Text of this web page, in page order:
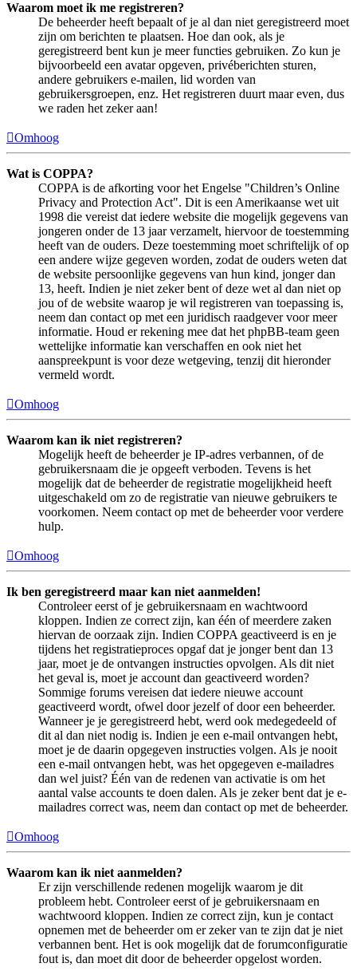
Waarom moet ik me registreren?
De beheerder heeft bepaalt of je al dan niet geregistreerd moet
zijn om berichten te plaatsen. Hoe dan ook, als je
geregistreerd bent kun je meer functies gebruiken. Zo kun je
bijvoorbeeld een avatar opgeven, privéberichten sturen,
andere gebruikers e-mailen, lid worden van
gebruikersgroepen, enz. Het registreren duurt maar even, dus
we raden het zeker aan!
Omhoog
Wat is COPPA?
COPPA is de afkorting voor het Engelse "Children’s Online
Privacy and Protection Act". Dit is een Amerikaanse wet uit
1998 die vereist dat iedere website die mogelijk gegevens van
jongeren onder de 13 jaar verzamelt, hiervoor de toestemming
heeft van de ouders. Deze toestemming moet schriftelijk of op
een andere wijze gegeven worden, zodat de ouders weten dat
de website persoonlijke gegevens van hun kind, jonger dan
13, heeft. Indien je niet zeker bent of deze wet al dan niet op
jou of de website waarop je wil registreren van toepassing is,
neem dan contact op met een juridisch raadgever voor meer
informatie. Houd er rekening mee dat het phpBB-team geen
wettelijke informatie kan verschaffen en ook niet het
aanspreekpunt is voor deze wetgeving, tenzij dit hieronder
vermeld wordt.
Omhoog
Waarom kan ik niet registreren?
Mogelijk heeft de beheerder je IP-adres verbannen, of de
gebruikersnaam die je opgeeft verboden. Tevens is het
mogelijk dat de beheerder de registratie mogelijkheid heeft
uitgeschakeld om zo de registratie van nieuwe gebruikers te
voorkomen. Neem contact op met de beheerder voor verdere
hulp.
Omhoog
Ik ben geregistreerd maar kan niet aanmelden!
Controleer eerst of je gebruikersnaam en wachtwoord
kloppen. Indien ze correct zijn, kan één of meerdere zaken
hiervan de oorzaak zijn. Indien COPPA geactiveerd is en je
tijdens het registratieproces opgaf dat je jonger bent dan 13
jaar, moet je de ontvangen instructies opvolgen. Als dit niet
het geval is, moet je account dan geactiveerd worden?
Sommige forums vereisen dat iedere nieuwe account
geactiveerd wordt, ofwel door jezelf of door een beheerder.
Wanneer je je geregistreerd hebt, werd ook medegedeeld of
dit al dan niet nodig is. Indien je een e-mail ontvangen hebt,
moet je de daarin opgegeven instructies volgen. Als je nooit
een e-mail ontvangen hebt, was het opgegeven e-mailadres
dan wel juist? Één van de redenen van activatie is om het
aantal valse accounts te doen dalen. Als je zeker bent dat je e-
mailadres correct was, neem dan contact op met de beheerder.
Omhoog
Waarom kan ik niet aanmelden?
Er zijn verschillende redenen mogelijk waarom je dit
probleem hebt. Controleer eerst of je gebruikersnaam en
wachtwoord kloppen. Indien ze correct zijn, kun je contact
opnemen met de beheerder om er zeker van te zijn dat je niet
verbannen bent. Het is ook mogelijk dat de forumconfiguratie
fout is, dan moet dit door de beheerder opgelost worden.